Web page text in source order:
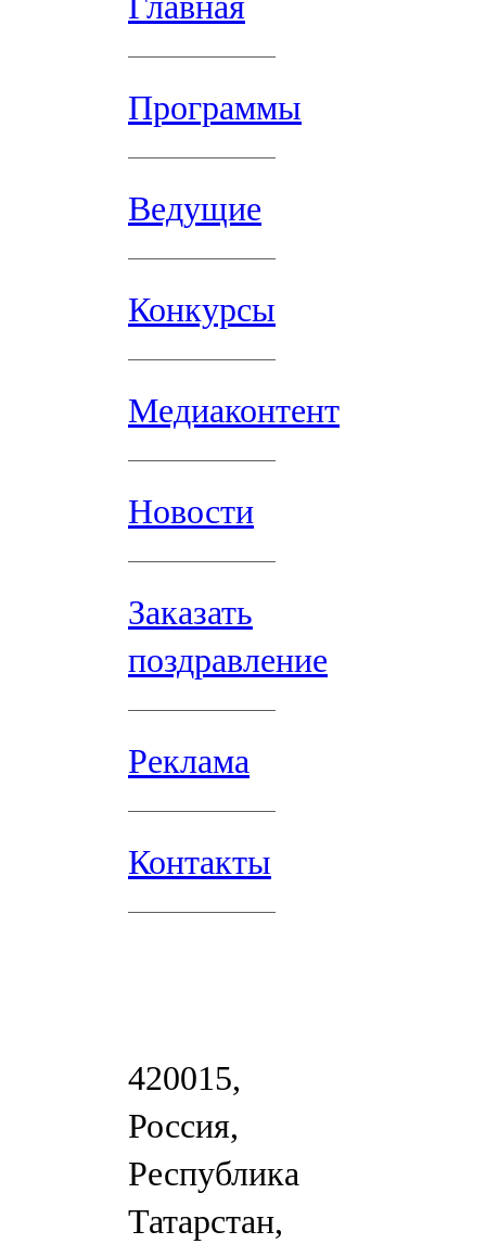
Программы
Ведущие
Конкурсы
Медиаконтент
Новости
Заказать
поздравление
Реклама
Контакты
420015,
Россия,
Республика
Татарстан,